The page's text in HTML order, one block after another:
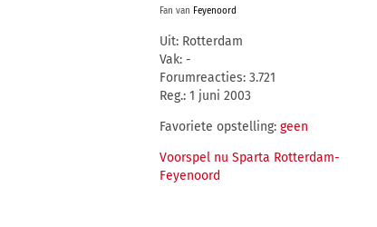
Fan van Feyenoord
Uit: Rotterdam
Vak: -
Forumreacties: 3.721
Reg.: 1 juni 2003
Favoriete opstelling: geen
Voorspel nu Sparta Rotterdam-
Feyenoord